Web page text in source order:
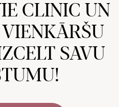
CLINIC UN
SAVU